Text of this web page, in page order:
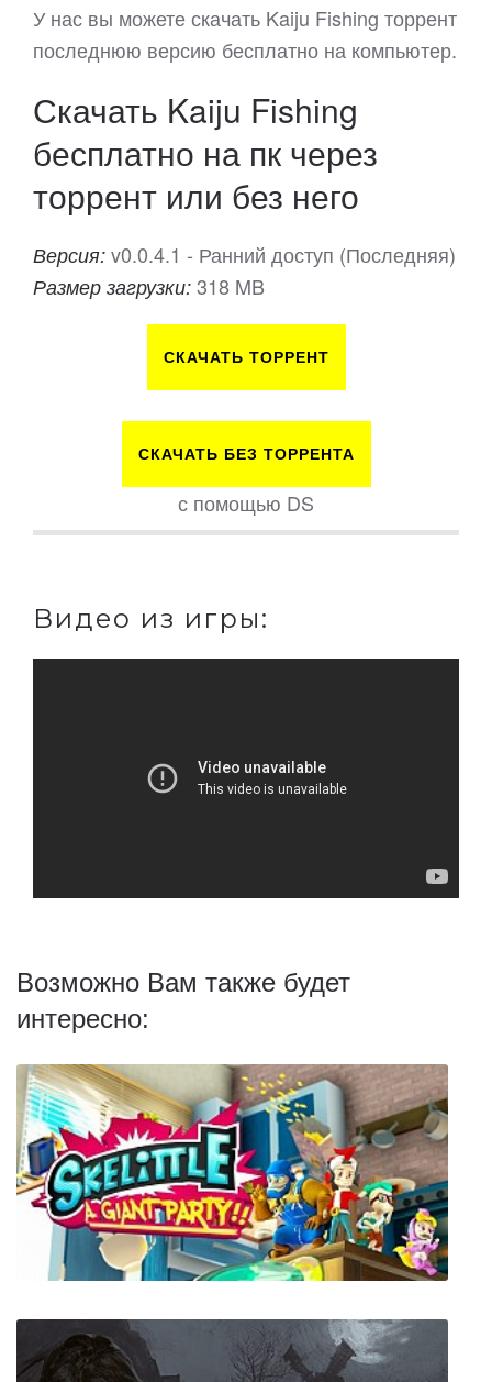
У нас вы можете скачать Kaiju Fishing торрент
последнюю версию бесплатно на компьютер.
Скачать Kaiju Fishing
бесплатно на пк через
торрент или без него
Версия: v0.0.4.1 - Ранний доступ (Последняя)
Размер загрузки: 318 MB
СКАЧАТЬ ТОРРЕНТ
СКАЧАТЬ БЕЗ ТОРРЕНТА
с помощью DS
Видео из игры:
Возможно Вам также будет
интересно: